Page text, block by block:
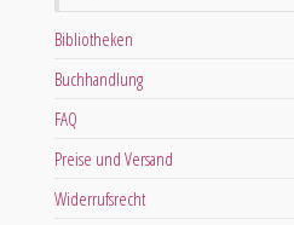
Bibliotheken
Buchhandlung
FAQ
Preise und Versand
Widerrufsrecht